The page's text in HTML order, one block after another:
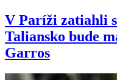
V Paríži zatiahli
Taliansko bude
Garros